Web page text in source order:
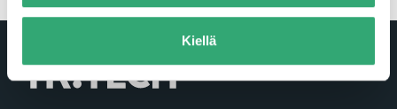
Kiellä